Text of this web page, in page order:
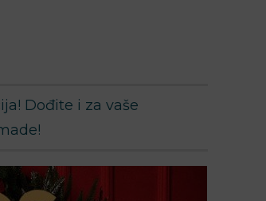
Dođite i za vaše